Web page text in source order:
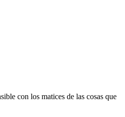
con los matices de las cosas que